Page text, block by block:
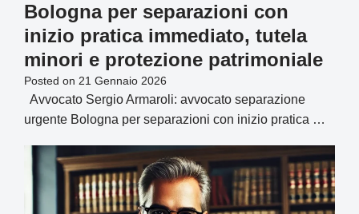
Bologna per separazioni con
inizio pratica immediato, tutela
minori e protezione patrimoniale
Posted on 21 Gennaio 2026
Avvocato Sergio Armaroli: avvocato separazione
urgente Bologna per separazioni con inizio pratica …